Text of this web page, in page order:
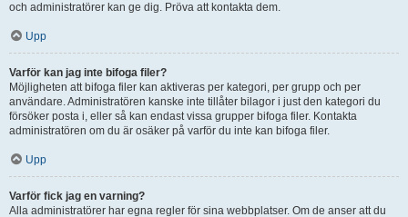
och administratörer kan ge dig. Pröva att kontakta dem.
Upp
Varför kan jag inte bifoga filer?
Möjligheten att bifoga filer kan aktiveras per kategori, per grupp och per
användare. Administratören kanske inte tillåter bilagor i just den kategori du
försöker posta i, eller så kan endast vissa grupper bifoga filer. Kontakta
administratören om du är osäker på varför du inte kan bifoga filer.
Upp
Varför fick jag en varning?
Alla administratörer har egna regler för sina webbplatser. Om de anser att du